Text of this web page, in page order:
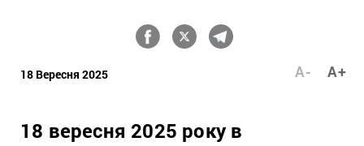
18 Вересня 2025 A+
A-
18 вересня 2025 року в